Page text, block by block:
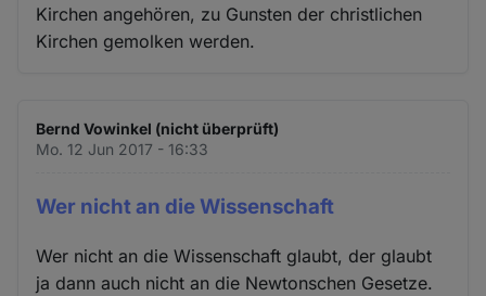
Kirchen angehören, zu Gunsten der christlichen
Kirchen gemolken werden.
Bernd Vowinkel (nicht überprüft)
Mo. 12 Jun 2017 - 16:33
Wer nicht an die Wissenschaft
Wer nicht an die Wissenschaft glaubt, der glaubt
ja dann auch nicht an die Newtonschen Gesetze.